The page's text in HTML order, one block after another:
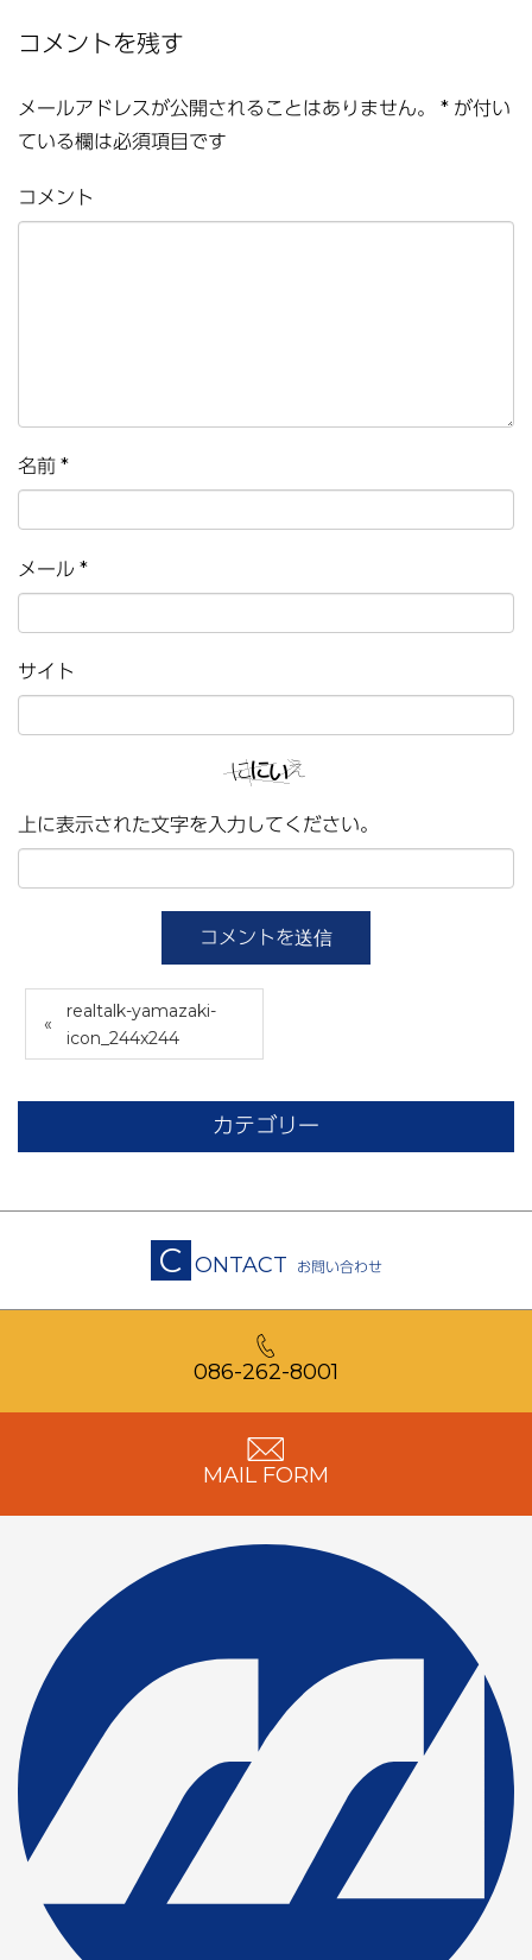
コメントを残す
メールアドレスが公開されることはありません。 * が付い
ている欄は必須項目です
コメント
名前 *
メール *
サイト
上に表示された文字を入力してください。
realtalk-yamazaki-
icon_244x244
カテゴリー
C ONTACT お問い合わせ
086-262-8001
MAIL FORM